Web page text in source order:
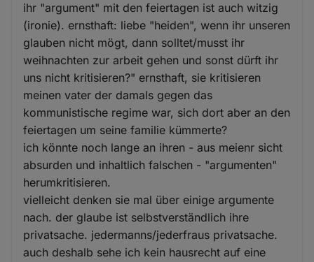
ihr "argument" mit den feiertagen ist auch witzig
(ironie). ernsthaft: liebe "heiden", wenn ihr unseren
glauben nicht mögt, dann solltet/musst ihr
weihnachten zur arbeit gehen und sonst dürft ihr
uns nicht kritisieren?" ernsthaft, sie kritisieren
meinen vater der damals gegen das
kommunistische regime war, sich dort aber an den
feiertagen um seine familie kümmerte?
ich könnte noch lange an ihren - aus meienr sicht
absurden und inhaltlich falschen - "argumenten"
herumkritisieren.
vielleicht denken sie mal über einige argumente
nach. der glaube ist selbstverständlich ihre
privatsache. jedermanns/jederfraus privatsache.
auch deshalb sehe ich kein hausrecht auf eine